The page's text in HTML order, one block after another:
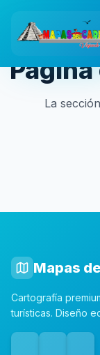
La
Mapas
Cartografía
turísticas. Diseño